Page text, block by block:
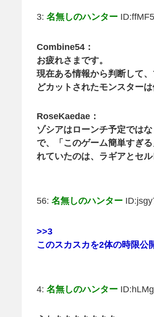
3: 名無しのハンター
Combine54：
お疲れさまです。
現在ある情報から判断して
どカットされたモンスター
RoseKaedae：
ゾシアはローンチ予定では
で、「このゲーム簡単すぎ
れていたのは、ラギアとセル
56: 名無しのハンター
>>3
このスカスカを2体の時限公
4: 名無しのハンター